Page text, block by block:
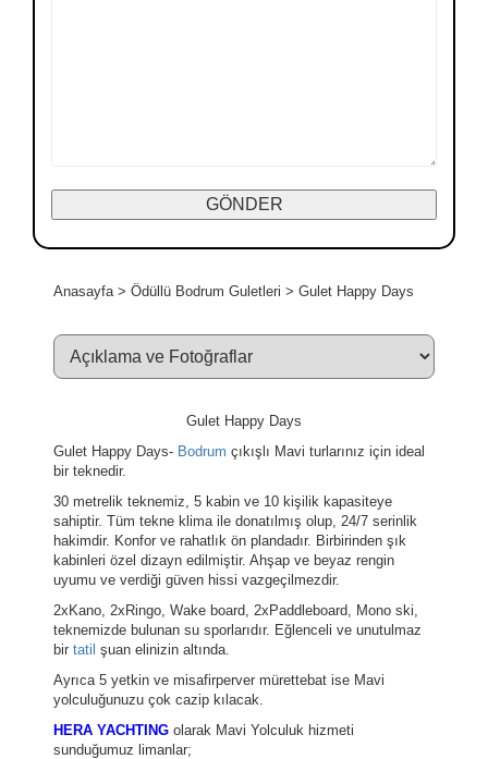
Anasayfa>Ödüllü Bodrum Guletleri>Gulet Happy Days
Gulet Happy Days
Gulet Happy Days- Bodrum çıkışlı Mavi turlarınız için ideal
bir teknedir.
30 metrelik teknemiz, 5 kabin ve 10 kişilik kapasiteye
sahiptir. Tüm tekne klima ile donatılmış olup, 24/7 serinlik
hakimdir. Konfor ve rahatlık ön plandadır. Birbirinden şık
kabinleri özel dizayn edilmiştir. Ahşap ve beyaz rengin
uyumu ve verdiği güven hissi vazgeçilmezdir.
2xKano, 2xRingo, Wake board, 2xPaddleboard, Mono ski,
teknemizde bulunan su sporlarıdır. Eğlenceli ve unutulmaz
birtatil şuan elinizin altında.
Ayrıca 5 yetkin ve misafirperver mürettebat ise Mavi
yolculuğunuzu çok cazip kılacak.
HERA YACHTING olarak Mavi Yolculuk hizmeti
sunduğumuz limanlar;